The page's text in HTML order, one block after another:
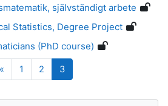
självständigt arbete
Statistics, Degree Project
(PhD course)
« Föregående sida
1 Sida 1
2 Sida 2
3Sida 3